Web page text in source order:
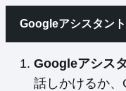
Googleアシスタン
Googleアシス
話しかけるか